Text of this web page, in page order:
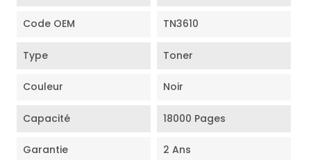
Code OEM TN3610
Type Toner
Couleur Noir
Capacité 18000 Pages
Garantie 2 Ans